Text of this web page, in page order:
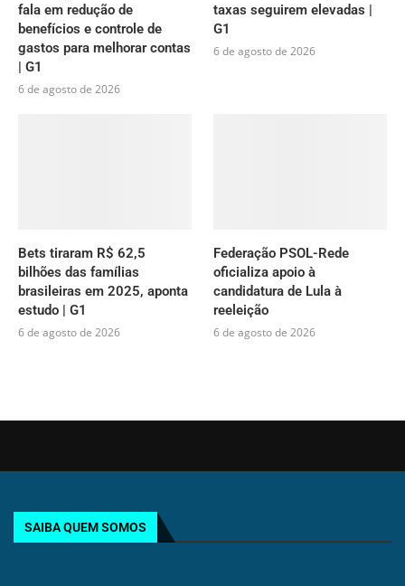
fala em redução de
benefícios e controle de
gastos para melhorar contas
| G1
6 de agosto de 2026
taxas seguirem elevadas |
G1
6 de agosto de 2026
Bets tiraram R$ 62,5
bilhões das famílias
brasileiras em 2025, aponta
estudo | G1
6 de agosto de 2026
Federação PSOL-Rede
oficializa apoio à
candidatura de Lula à
reeleição
6 de agosto de 2026
SAIBA QUEM SOMOS